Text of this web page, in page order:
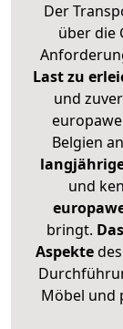
Der
über die
Last zu
und
Belgien
und
bringt.
Aspekte
Möbel und